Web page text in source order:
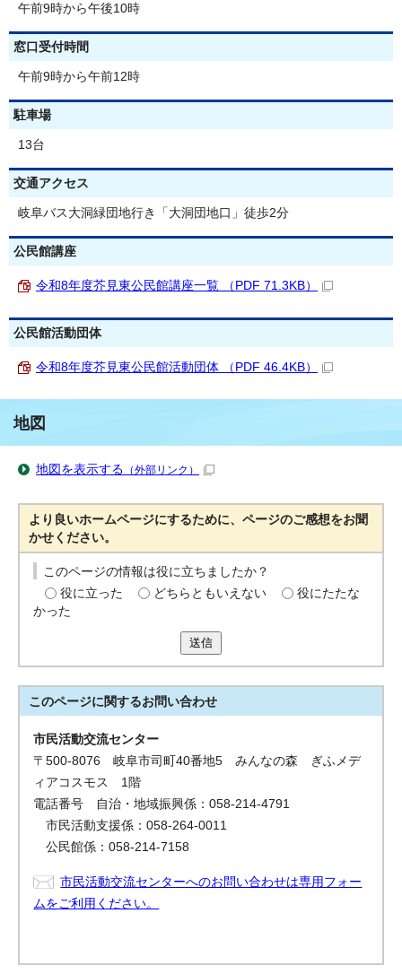
午前9時から午後10時
窓口受付時間
午前9時から午前12時
駐車場
13台
交通アクセス
岐阜バス大洞緑団地行き「大洞団地口」徒歩2分
公民館講座
令和8年度芥見東公民館講座一覧 （PDF 71.3KB）
公民館活動団体
令和8年度芥見東公民館活動団体 （PDF 46.4KB）
地図
地図を表示する （外部リンク）
より良いホームページにするために、ページのご感想をお聞
かせください。
このページの情報は役に立ちましたか？
役に立った
どちらともいえない
役にたたな
かった
送信
このページに関するお問い合わせ
市民活動交流センター
〒500-8076 岐阜市司町40番地5 みんなの森 ぎふメデ
ィアコスモス 1階
電話番号 自治・地域振興係：058-214-4791
市民活動支援係：058-264-0011
公民館係：058-214-7158
市民活動交流センターへのお問い合わせは専用フォー
ムをご利用ください。